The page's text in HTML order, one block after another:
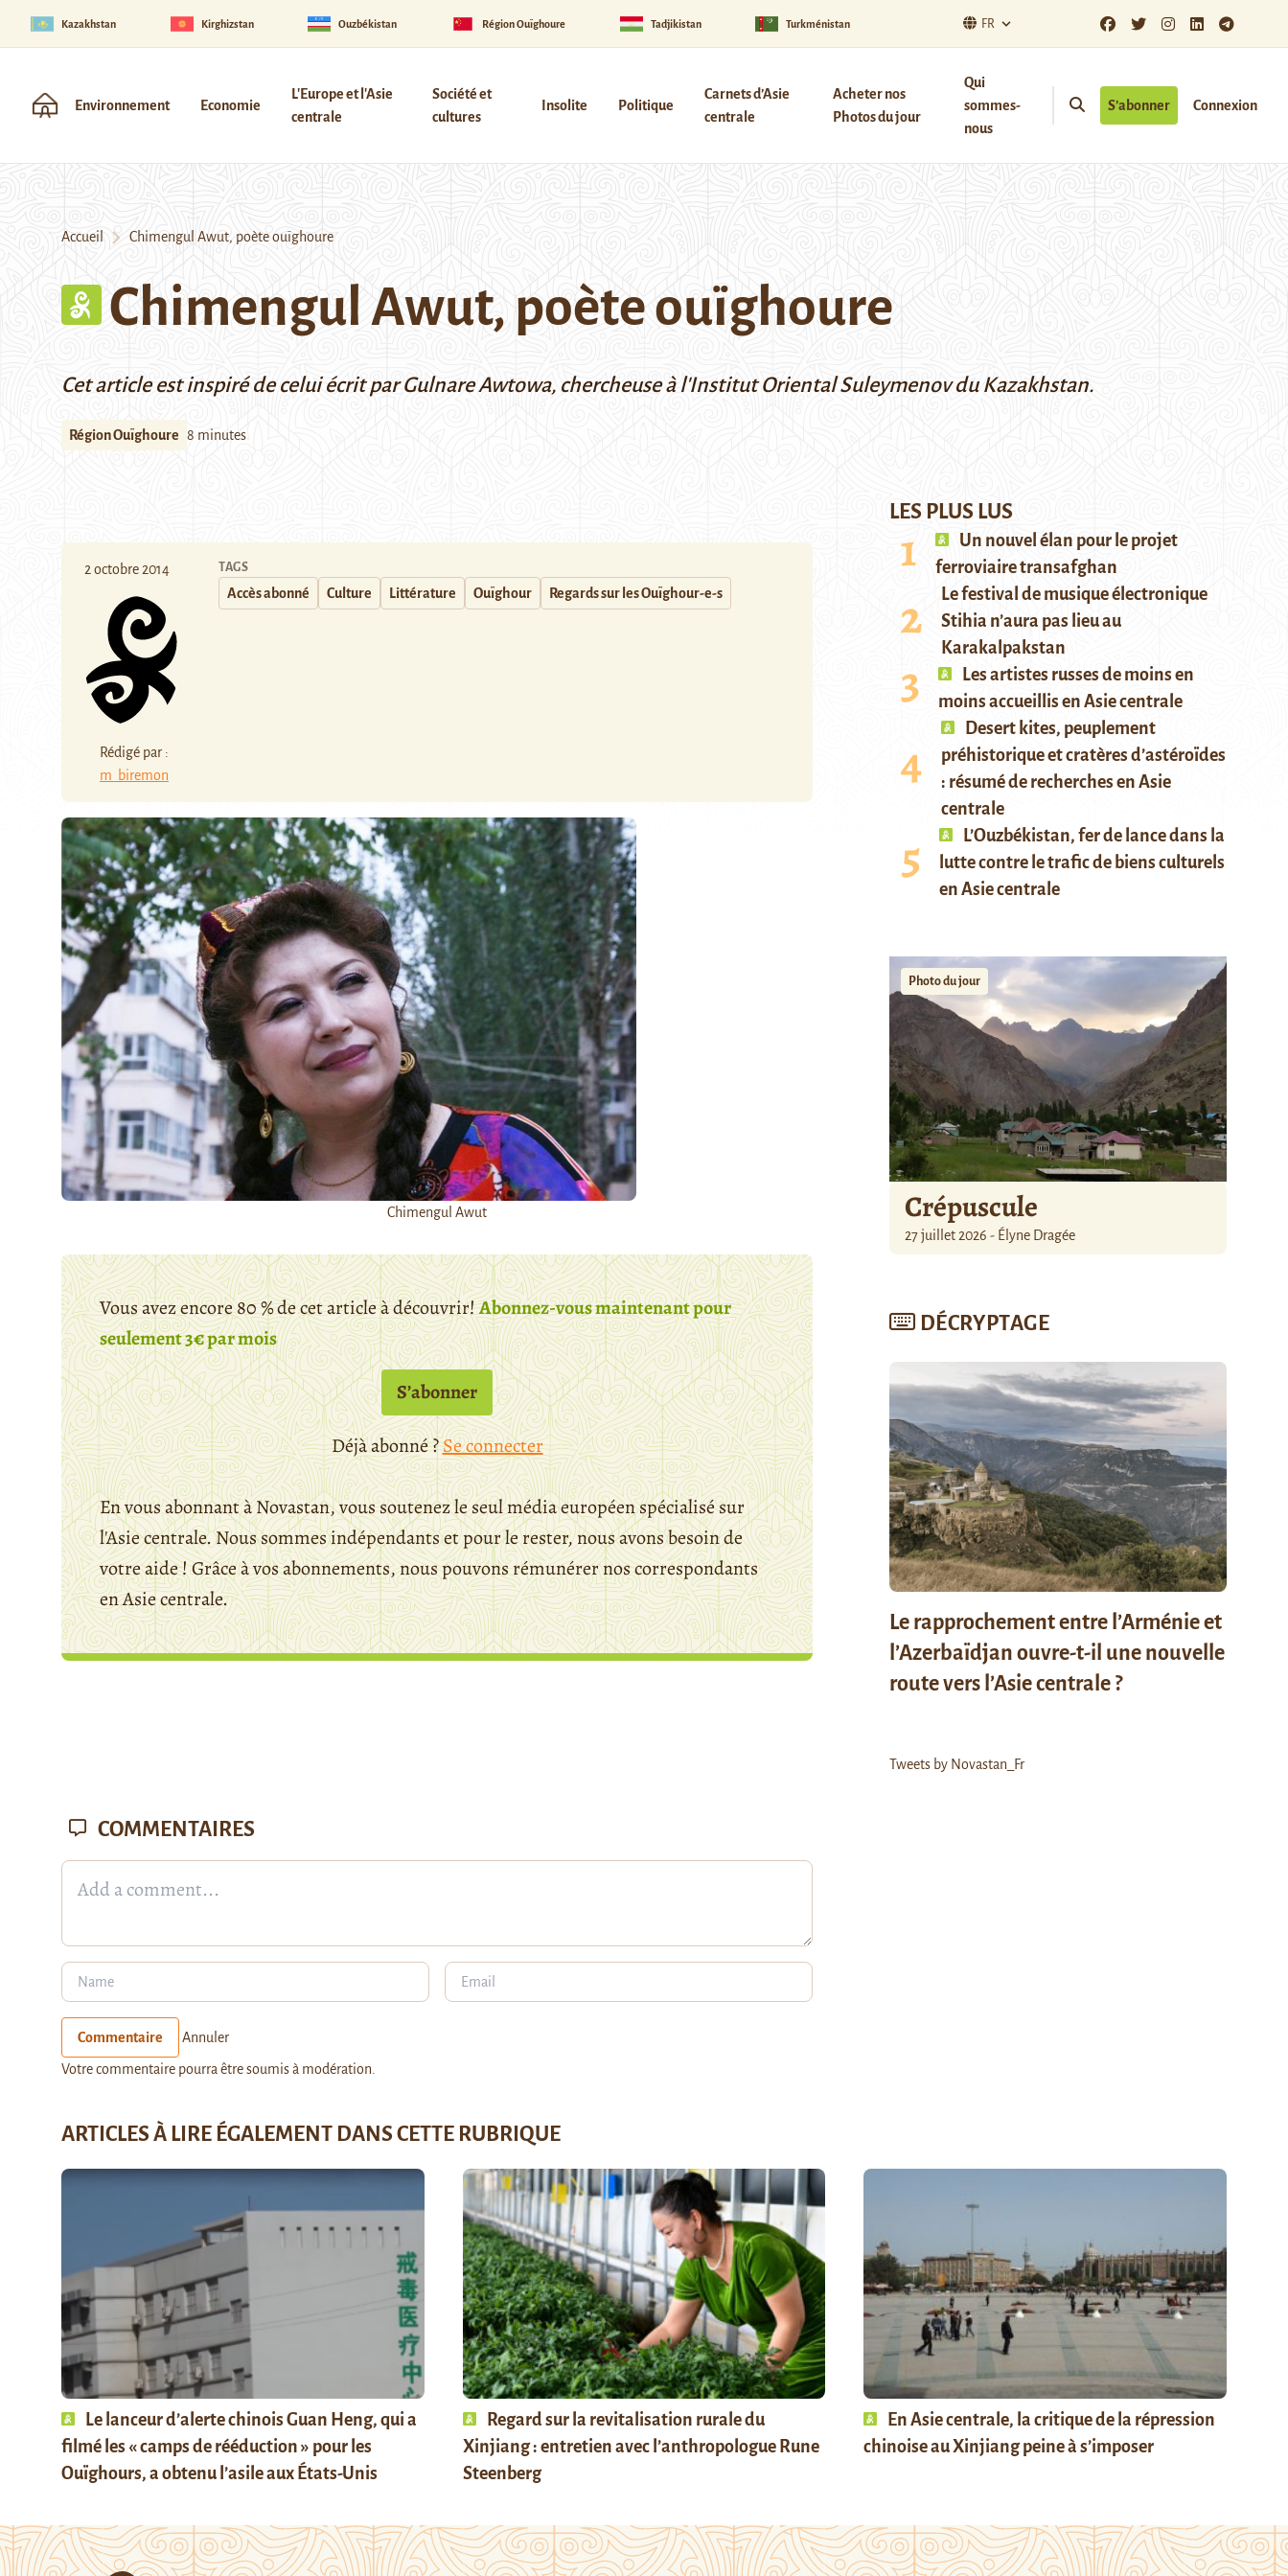
Kazakhstan Kirghizstan Ouzbékistan Région Ouïghoure Tadjikistan Turkménistan FR
Environnement Economie
L'Europe et l'Asie
centrale
Société et
cultures
Insolite Politique
Carnets d’Asie
centrale
Acheter nos
Photos du jour
Qui
sommes-
nous
S’abonner Connexion
Accueil Chimengul Awut, poète ouïghoure
Chimengul Awut, poète ouïghoure
Cet article est inspiré de celui écrit par Gulnare Awtowa, chercheuse à l'Institut Oriental Suleymenov du Kazakhstan.
Région Ouïghoure 8 minutes
2 octobre 2014
Rédigé par :
m_biremon
TAGS
Accès abonné Culture Littérature Ouïghour Regards sur les Ouïghour-e-s
Chimengul Awut
Vous avez encore 80 % de cet article à découvrir!Abonnez-vous maintenant pour
seulement 3€ par mois
S’abonner
Déjà abonné ?Se connecter
En vous abonnant à Novastan, vous soutenez le seul média européen spécialisé sur
l'Asie centrale. Nous sommes indépendants et pour le rester, nous avons besoin de
votre aide ! Grâce à vos abonnements, nous pouvons rémunérer nos correspondants
en Asie centrale.
LES PLUS LUS
Un nouvel élan pour le projet
ferroviaire transafghan
Le festival de musique électronique
Stihia n’aura pas lieu au
Karakalpakstan
Les artistes russes de moins en
moins accueillis en Asie centrale
Desert kites, peuplement
préhistorique et cratères d’astéroïdes
: résumé de recherches en Asie
centrale
L’Ouzbékistan, fer de lance dans la
lutte contre le trafic de biens culturels
en Asie centrale
Photo du jour
Crépuscule
27 juillet 2026 - Élyne Dragée
DÉCRYPTAGE
Le rapprochement entre l’Arménie et
l’Azerbaïdjan ouvre-t-il une nouvelle
route vers l’Asie centrale ?
Tweets by Novastan_Fr
COMMENTAIRES
Commentaire Annuler
Votre commentaire pourra être soumis à modération.
ARTICLES À LIRE ÉGALEMENT DANS CETTE RUBRIQUE
Le lanceur d’alerte chinois Guan Heng, qui a
filmé les « camps de rééduction » pour les
Ouïghours, a obtenu l’asile aux États-Unis
Regard sur la revitalisation rurale du
Xinjiang : entretien avec l’anthropologue Rune
Steenberg
En Asie centrale, la critique de la répression
chinoise au Xinjiang peine à s’imposer